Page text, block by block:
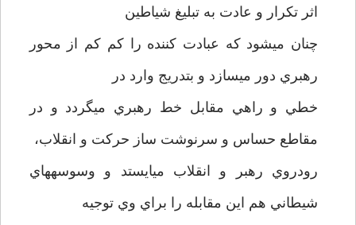
اثر تكرار و عادت به تبليغ شياطين
چنان مي­شود كه عبادت كننده را كم كم از محور
رهبري دور مي­سازد و بتدريج وارد در
خطي و راهي مقابل خط رهبري مي­گردد و در
مقاطع حساس و سرنوشت ساز حركت و انقلاب،
رودروي رهبر و انقلاب مي­ايستد و وسوسه­هاي
شيطاني هم اين مقابله را براي وي توجيه